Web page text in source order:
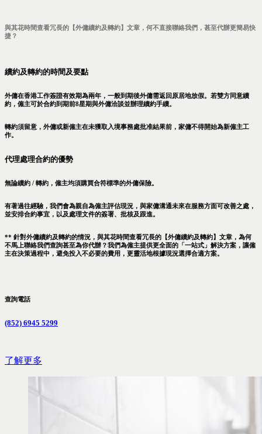
與其花時間查看冗長的【外傭續約及轉約】文章，何不直接聯絡我們，甚至代辦更簡易快
捷？
續約及轉約的時間及要點
外傭在香港工作簽證有效期為兩年，一般到期後外傭需返回原居地放假。若雙方同意續
約，僱主可於合約到期前8星期與外傭洽談並辦理續約手續。
轉約須留意，外傭或新僱主在未獲取入境事務處批准結果前，家傭不得開始為新僱主工
作。
代理處理合約的優勢
無論續約 / 轉約，僱主均須購買合符標準的外傭保險。
有著過往經驗，我們會為親自為僱主評估現況，與家傭溝通未來在服務方面可改善之處，
並安排合約事宜，以及處理文件的簽署、批核及跟進。
** 針對外傭續約及轉約的情況，與其花時間查看冗長的【外傭續約及轉約】文章，為何
不馬上聯絡我們查詢甚至為你代辦？我們為僱主提供更全面的「一站式」解決方案，讓僱
主在決策過程中，避免投入不必要的費用，更靈活地根據現況選擇合適方案。
查詢電話
(852) 6945 5299
了解更多